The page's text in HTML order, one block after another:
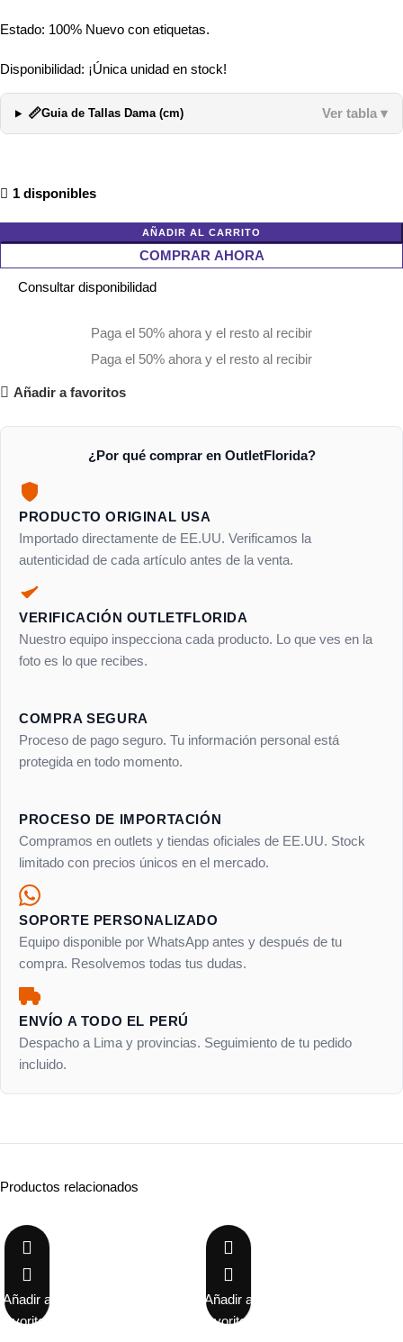
Estado: 100% Nuevo con etiquetas.
Disponibilidad: ¡Única unidad en stock!
📏Guia de Tallas Dama (cm) Ver tabla ▾
1 disponibles
AÑADIR AL CARRITO
COMPRAR AHORA
Consultar disponibilidad
Paga el 50% ahora y el resto al recibir
Paga el 50% ahora y el resto al recibir
Añadir a favoritos
¿Por qué comprar en OutletFlorida?
PRODUCTO ORIGINAL USA
Importado directamente de EE.UU. Verificamos la
autenticidad de cada artículo antes de la venta.
VERIFICACIÓN OUTLETFLORIDA
Nuestro equipo inspecciona cada producto. Lo que ves en la
foto es lo que recibes.
COMPRA SEGURA
Proceso de pago seguro. Tu información personal está
protegida en todo momento.
PROCESO DE IMPORTACIÓN
Compramos en outlets y tiendas oficiales de EE.UU. Stock
limitado con precios únicos en el mercado.
SOPORTE PERSONALIZADO
Equipo disponible por WhatsApp antes y después de tu
compra. Resolvemos todas tus dudas.
ENVÍO A TODO EL PERÚ
Despacho a Lima y provincias. Seguimiento de tu pedido
incluido.
Productos relacionados
-12%
Añadir a
favoritos
-19%
Añadir a
favoritos